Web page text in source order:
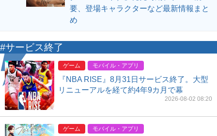
要、登場キャラクターなど最新情報まと
め
#サービス終了
ゲーム モバイル・アプリ
『NBA RISE』8月31日サービス終了。大型
リニューアルを経て約4年9カ月で幕
2026-08-02 08:20
ゲーム モバイル・アプリ